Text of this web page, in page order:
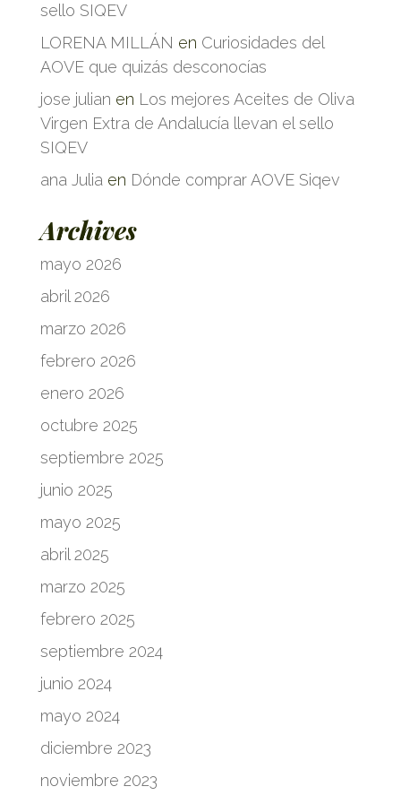
sello SIQEV
LORENA MILLÁN en Curiosidades del
AOVE que quizás desconocías
jose julian en Los mejores Aceites de Oliva
Virgen Extra de Andalucía llevan el sello
SIQEV
ana Juliaen Dónde comprar AOVE Siqev
Archives
mayo 2026
abril 2026
marzo 2026
febrero 2026
enero 2026
octubre 2025
septiembre 2025
junio 2025
mayo 2025
abril 2025
marzo 2025
febrero 2025
septiembre 2024
junio 2024
mayo 2024
diciembre 2023
noviembre 2023